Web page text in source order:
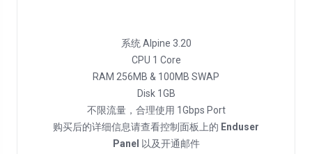
系统 Alpine 3.20
CPU 1 Core
RAM 256MB & 100MB SWAP
Disk 1GB
不限流量，合理使用 1Gbps Port
购买后的详细信息请查看控制面板上的 Enduser
Panel
以及开通邮件